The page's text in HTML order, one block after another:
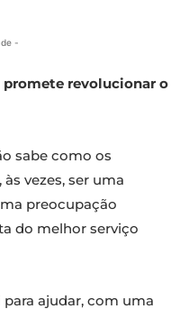
-
promete revolucionar o
sabe como os
vezes, ser uma
preocupação
do melhor serviço
para ajudar, com uma